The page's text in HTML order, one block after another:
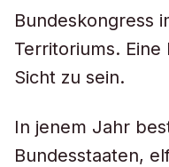
Bundeskongress
Territoriums. Eine
Sicht zu sein.
In jenem Jahr
Bundesstaaten,